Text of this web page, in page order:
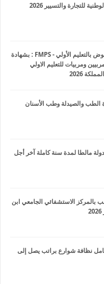
نتائج النهائية المدرسة الوطنية للتجارة والتسيير 2026
المؤسسة المغربية للنهوض بالتعليم الأولي - FMPS : بشهادة
ومربيات للتعليم الاولي
2026
الطب والصيدلة وطب الأسنان
مالطا لمدة سنة كاملة آخر أجل
توظيف 300 منصب بالمركز الاستشفائي الجامعي ابن
: مطلوب 100 عامل نظافة شوارع براتب يصل إلى